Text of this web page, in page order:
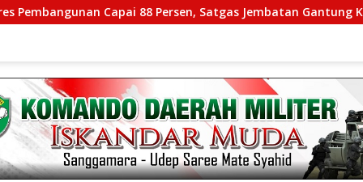
Capai 88 Persen, Satgas Jembatan Gantung Kodim